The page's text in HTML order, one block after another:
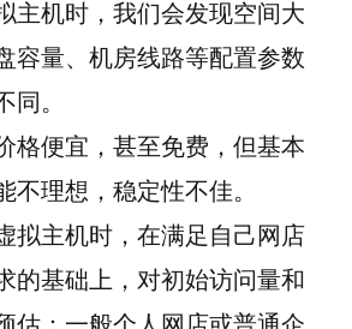
主机时，我们会发现空间大
容量、机房线路等配置参数
。
格便宜，甚至免费，但基本
不理想，稳定性不佳。
拟主机时，在满足自己网店
的基础上，对初始访问量和